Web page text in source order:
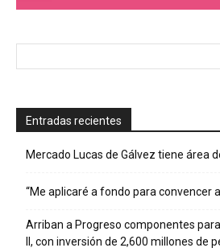
Entradas recientes
Mercado Lucas de Gálvez tiene área
“Me aplicaré a fondo para convencer
Arriban a Progreso componentes
II, con inversión de 2,600 millones de